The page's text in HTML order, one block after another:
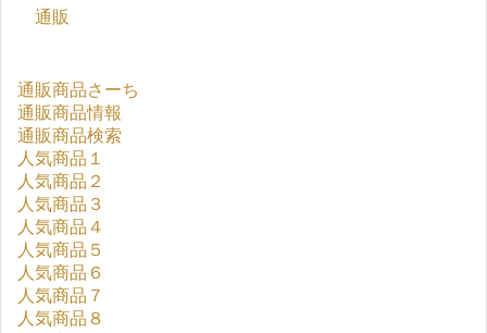
通販
通販商品さーち
通販商品情報
通販商品検索
人気商品１
人気商品２
人気商品３
人気商品４
人気商品５
人気商品６
人気商品７
人気商品８